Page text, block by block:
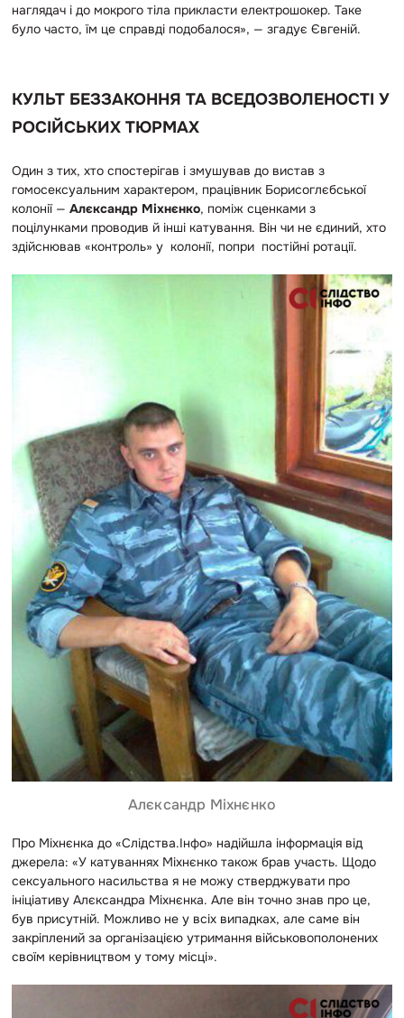
наглядач і до мокрого тіла прикласти електрошокер. Таке
було часто, їм це справді подобалося», — згадує Євгеній.
КУЛЬТ БЕЗЗАКОННЯ ТА ВСЕДОЗВОЛЕНОСТІ У
РОСІЙСЬКИХ ТЮРМАХ
Один з тих, хто спостерігав і змушував до вистав з
гомосексуальним характером, працівник Борисоглєбської
колонії — Алєксандр Міхнєнко, поміж сценками з
поцілунками проводив й інші катування. Він чи не єдиний, хто
здійснював «контроль» у колонії, попри постійні ротації.
Алєксандр Міхнєнко
Про Міхнєнка до «Слідства.Інфо» надійшла інформація від
джерела: «У катуваннях Міхнєнко також брав участь. Щодо
сексуального насильства я не можу стверджувати про
ініціативу Алєксандра Міхнєнка. Але він точно знав про це,
був присутній. Можливо не у всіх випадках, але саме він
закріплений за організацією утримання військовополонених
своїм керівництвом у тому місці».